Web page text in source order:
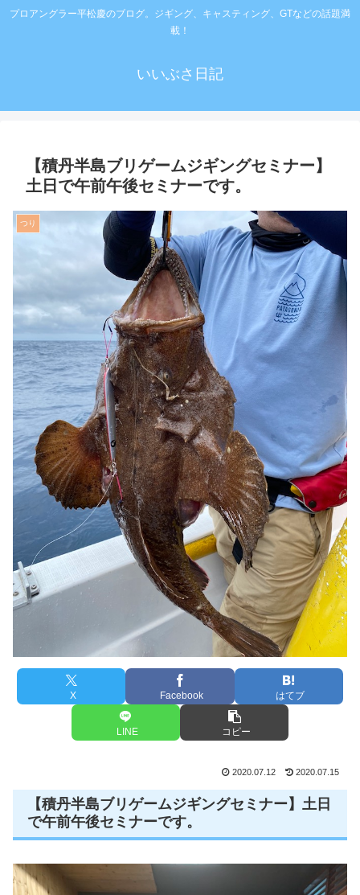
プロアングラー平松慶のブログ。ジギング、キャスティング、GTなどの話題満
載！
いいぶさ日記
【積丹半島ブリゲームジギングセミナー】
土日で午前午後セミナーです。
つり
X Facebook はてブ
LINE コピー
2020.07.12 2020.07.15
【積丹半島ブリゲームジギングセミナー】土日
で午前午後セミナーです。